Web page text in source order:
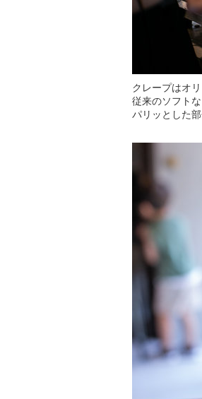
クレープはオ
従来のソフト
パリッとした